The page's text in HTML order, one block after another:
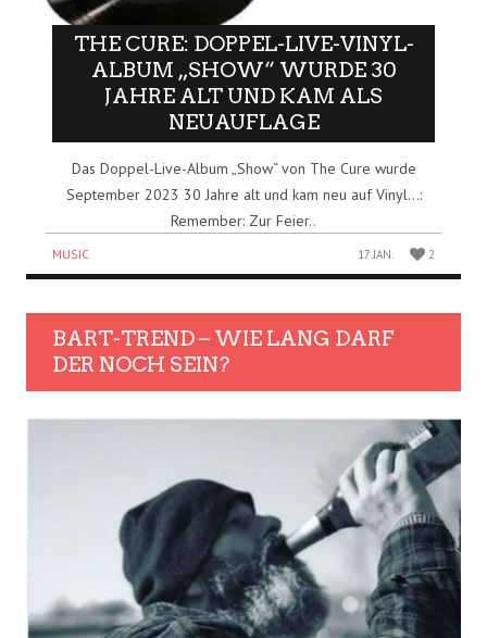
THE CURE: DOPPEL-LIVE-VINYL-
ALBUM „SHOW“ WURDE 30
JAHRE ALT UND KAM ALS
NEUAUFLAGE
Das Doppel-Live-Album „Show“ von The Cure wurde
September 2023 30 Jahre alt und kam neu auf Vinyl…:
Remember: Zur Feier..
MUSIC 17 JAN. 2
BART-TREND – WIE LANG DARF
DER NOCH SEIN?